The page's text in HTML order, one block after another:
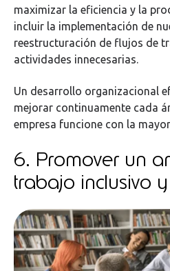
maximizar la eficiencia y la
incluir la implementación de
reestructuración de flujos de
actividades innecesarias.
Un desarrollo organizacional
mejorar continuamente cada
empresa funcione con la
6. Promover un
trabajo inclusivo